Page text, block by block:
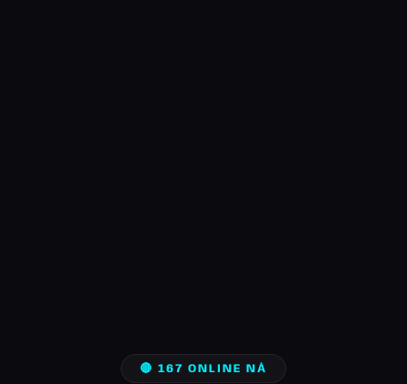
🔴 167 ONLINE NÅ